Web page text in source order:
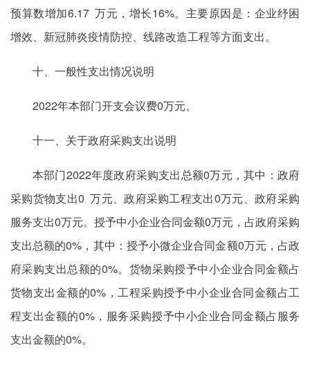
预算数增加6.17 万元，增长16%。主要原因是：企业纾困
增效、新冠肺炎疫情防控、线路改造工程等方面支出。
十、一般性支出情况说明
2022年本部门开支会议费0万元。
十一、关于政府采购支出说明
本部门2022年度政府采购支出总额0万元，其中：政府
采购货物支出0 万元、政府采购工程支出0万元、政府采购
服务支出0万元。授予中小企业合同金额0万元，占政府采购
支出总额的0%，其中：授予小微企业合同金额0万元，占政
府采购支出总额的0%。货物采购授予中小企业合同金额占
货物支出金额的0%，工程采购授予中小企业合同金额占工
程支出金额的0%，服务采购授予中小企业合同金额占服务
支出金额的0%。